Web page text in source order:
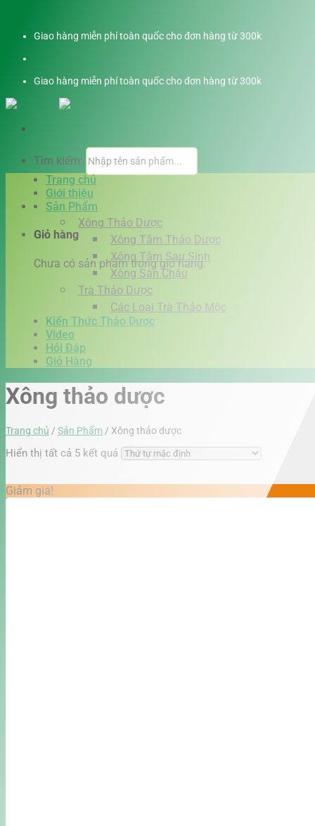
Giao hàng miễn phí toàn quốc cho đơn hàng từ 300k
Giao hàng miễn phí toàn quốc cho đơn hàng từ 300k
Tìm kiếm:
Giỏ hàng
Chưa có sản phẩm trong giỏ hàng.
Trang chủ
Giới thiệu
Sản Phẩm
Xông Thảo Dược
Xông Tắm Thảo Dược
Xông Tắm Sau Sinh
Xông Sàn Chậu
Trà Thảo Dược
Các Loại Trà Thảo Mộc
Kiến Thức Thảo Dược
Video
Hỏi Đáp
Giỏ Hàng
Xông thảo dược
Trang chủ / Sản Phẩm / Xông thảo dược
Hiển thị tất cả 5 kết quả
Giảm giá!